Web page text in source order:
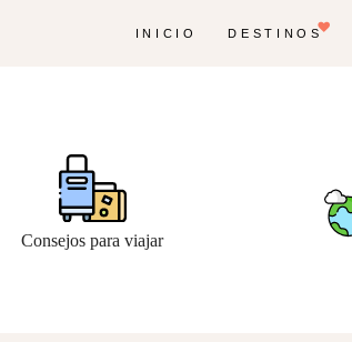
INICIO DESTINOS
Consejos para viajar